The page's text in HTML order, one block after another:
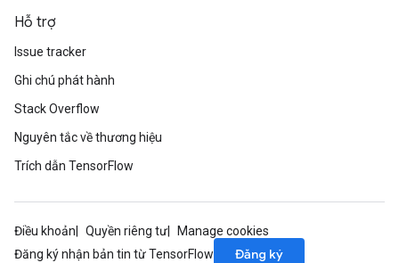
Hỗ trợ
Issue tracker
Ghi chú phát hành
Stack Overflow
Nguyên tắc về thương hiệu
Trích dẫn TensorFlow
Điều khoản Quyền riêng tư
Manage cookies
Đăng ký nhận bản tin từ TensorFlow
Đăng ký